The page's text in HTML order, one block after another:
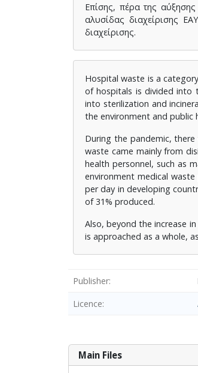
Επίσης, πέρα της
αλυσίδας διαχείρισης
διαχείρισης.
Hospital waste is a
of hospitals is divided into
into sterilization and
the environment and public
During the pandemic,
waste came mainly from
health personnel, such as
environment medical
per day in developing
of 31% produced.
Also, beyond the increase
is approached as a whole,
Publisher
Licence
Main Files